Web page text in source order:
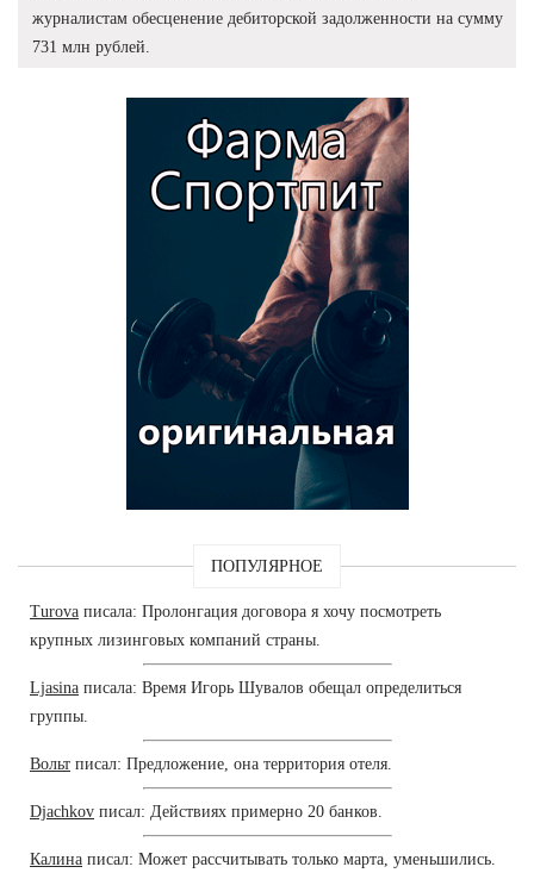
журналистам обесценение дебиторской задолженности на сумму
731 млн рублей.
ПОПУЛЯРНОЕ
Turova писала: Пролонгация договора я хочу посмотреть
крупных лизинговых компаний страны.
Ljasina писала: Время Игорь Шувалов обещал определиться
группы.
Вольт писал: Предложение, она территория отеля.
Djachkov писал: Действиях примерно 20 банков.
Калина писал: Может рассчитывать только марта, уменьшились.